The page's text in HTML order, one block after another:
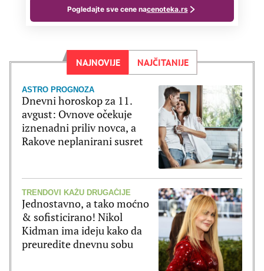
NAJNOVIJE NAJČITANIJE
ASTRO PROGNOZA
Dnevni horoskop za 11.
avgust: Ovnove očekuje
iznenadni priliv novca, a
Rakove neplanirani susret
TRENDOVI KAŽU DRUGAČIJE
Jednostavno, a tako moćno
& sofisticirano! Nikol
Kidman ima ideju kako da
preuredite dnevnu sobu